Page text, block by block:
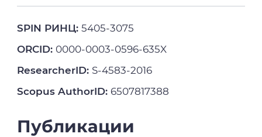
SPIN РИНЦ:5405-3075
ORCID: 0000-0003-0596-635X
ResearcherID: S-4583-2016
Scopus AuthorID: 6507817388
Публикации